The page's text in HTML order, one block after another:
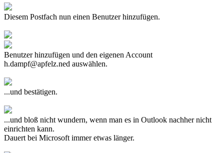
Diesem Postfach nun einen Benutzer hinzufügen.
Benutzer hinzufügen und den eigenen Account
h.dampf@apfelz.ned auswählen.
...und bestätigen.
...und bloß nicht wundern, wenn man es in Outlook nachher nicht
einrichten kann.
Dauert bei Microsoft immer etwas länger.